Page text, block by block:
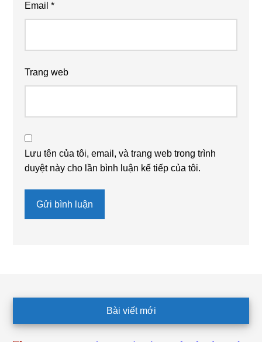
Email*
Trang web
Lưu tên của tôi, email, và trang web trong trình
duyệt này cho lần bình luận kế tiếp của tôi.
Bài viết mới